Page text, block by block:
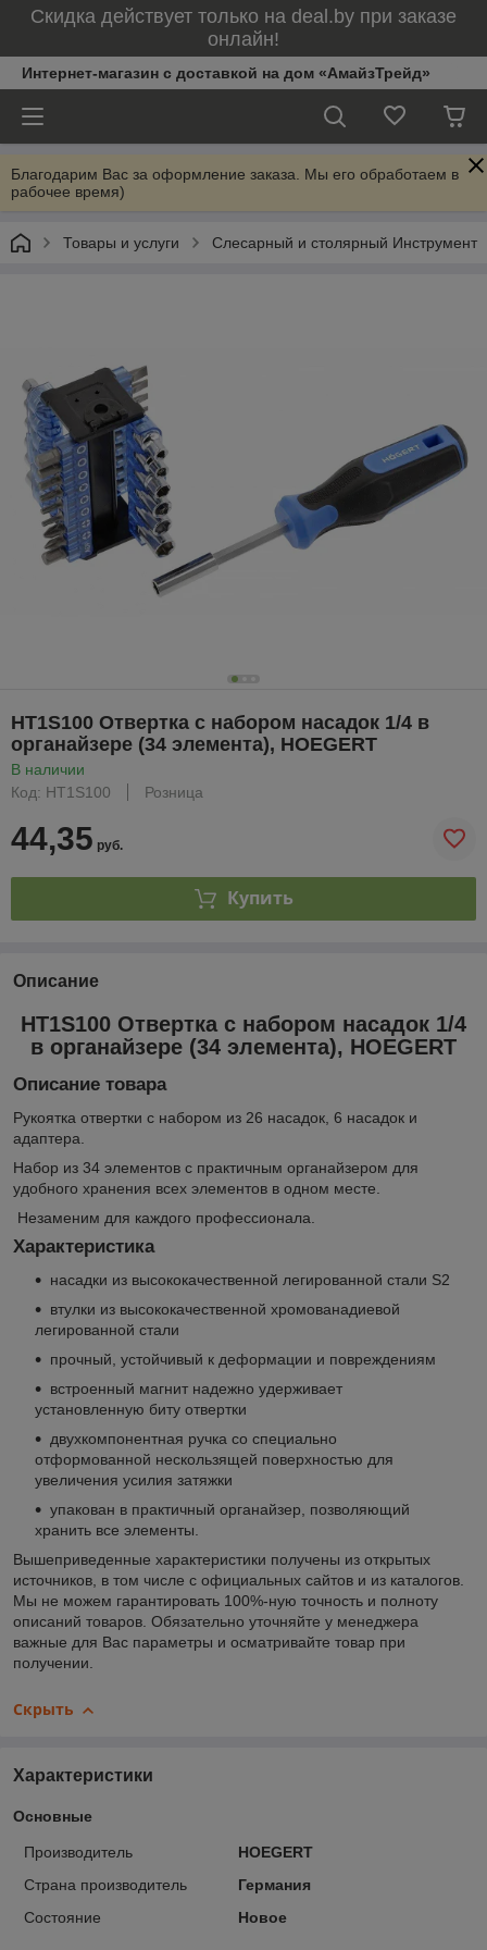
Скидка действует только на deal.by при заказе
онлайн!
Интернет-магазин с доставкой на дом «АмайзТрейд»
Благодарим Вас за оформление заказа. Мы его обработаем в
рабочее время)
Товары и услуги Слесарный и столярный Инструмент
HT1S100 Отвертка с набором насадок 1/4 в
органайзере (34 элемента), HOEGERT
В наличии
Код: HT1S100
Розница
44,35 руб.
Купить
Описание
HT1S100 Отвертка с набором насадок 1/4
в органайзере (34 элемента), HOEGERT
Описание товара
Рукоятка отвертки с набором из 26 насадок, 6 насадок и
адаптера.
Набор из 34 элементов с практичным органайзером для
удобного хранения всех элементов в одном месте.
Незаменим для каждого профессионала.
Характеристика
насадки из высококачественной легированной стали S2
втулки из высококачественной хромованадиевой
легированной стали
прочный, устойчивый к деформации и повреждениям
встроенный магнит надежно удерживает
установленную биту отвертки
двухкомпонентная ручка со специально
отформованной нескользящей поверхностью для
увеличения усилия затяжки
упакован в практичный органайзер, позволяющий
хранить все элементы.
Вышеприведенные характеристики получены из открытых
источников, в том числе с официальных сайтов и из каталогов.
Мы не можем гарантировать 100%-ную точность и полноту
описаний товаров. Обязательно уточняйте у менеджера
важные для Вас параметры и осматривайте товар при
получении.
Скрыть
Характеристики
Основные
Производитель
HOEGERT
Страна производитель
Германия
Состояние
Новое